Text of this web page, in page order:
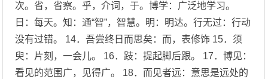
次。省，省察。乎，介词，于。博学：广泛地学习。
日：每天。知：通“智”，智慧。明：明达。行无过：行动
没有过错。 14．吾尝终日而思矣：而，表修饰 15．须
臾：片刻，一会儿。 16．跂：提起脚后跟。 17．博见：
看见的范围广，见得广。 18．而见者远：意思是远处的